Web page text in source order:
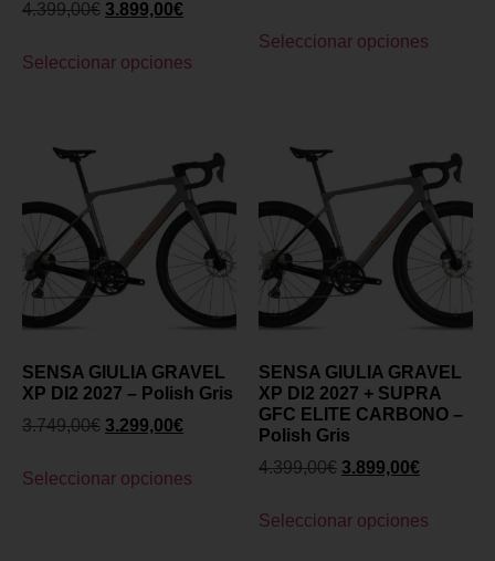
4.399,00€ 3.899,00€
Seleccionar opciones
Seleccionar opciones
SENSA GIULIA GRAVEL
XP DI2 2027 – Polish Gris
3.749,00€ 3.299,00€
Seleccionar opciones
SENSA GIULIA GRAVEL
XP DI2 2027 + SUPRA
GFC ELITE CARBONO –
Polish Gris
4.399,00€ 3.899,00€
Seleccionar opciones